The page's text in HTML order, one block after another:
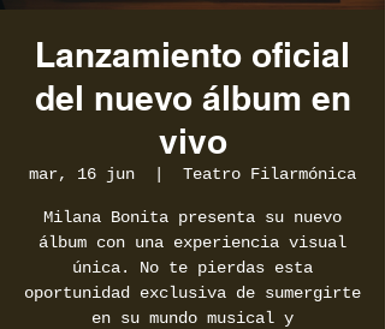
Lanzamiento oficial
del nuevo álbum en
vivo
mar, 16 jun Teatro Filarmónica
Milana Bonita presenta su nuevo
álbum con una experiencia visual
única. No te pierdas esta
oportunidad exclusiva de sumergirte
en su mundo musical y